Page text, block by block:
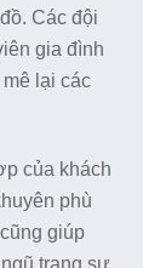
Các đội
gia đình
lại các
của khách
phù
giúp
trạng sư.